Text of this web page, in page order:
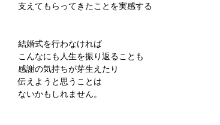
支えてもらってきたことを実感する
結婚式を行わなければ
こんなにも人生を振り返ることも
感謝の気持ちが芽生えたり
伝えようと思うことは
ないかもしれません。